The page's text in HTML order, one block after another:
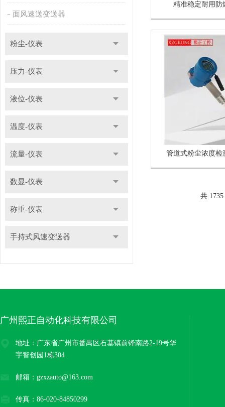
面风速送变送器
粉尘-仪表
压力-仪表
液位-仪表
温度-仪表
流量-仪表
数显-仪表
称重-仪表
手持式风速变送器
精准稳定耐用防
管道式粉尘浓度检
共
广州熙正自动化科技有限公司
地址：广东省广州市番禺区石基镇前锋南路2-19号华
宇智创园1栋304
邮箱：gzxzauto@163.com
传真：86-020-84850299